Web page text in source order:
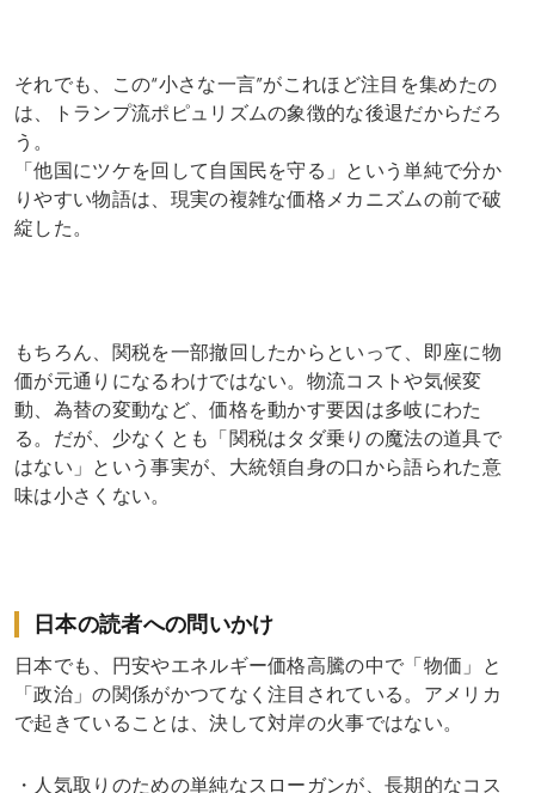
それでも、この“小さな一言”がこれほど注目を集めたの
は、トランプ流ポピュリズムの象徴的な後退だからだろ
う。
「他国にツケを回して自国民を守る」という単純で分か
りやすい物語は、現実の複雑な価格メカニズムの前で破
綻した。
もちろん、関税を一部撤回したからといって、即座に物
価が元通りになるわけではない。物流コストや気候変
動、為替の変動など、価格を動かす要因は多岐にわた
る。だが、少なくとも「関税はタダ乗りの魔法の道具で
はない」という事実が、大統領自身の口から語られた意
味は小さくない。
日本の読者への問いかけ
日本でも、円安やエネルギー価格高騰の中で「物価」と
「政治」の関係がかつてなく注目されている。アメリカ
で起きていることは、決して対岸の火事ではない。
・人気取りのための単純なスローガンが、長期的なコス